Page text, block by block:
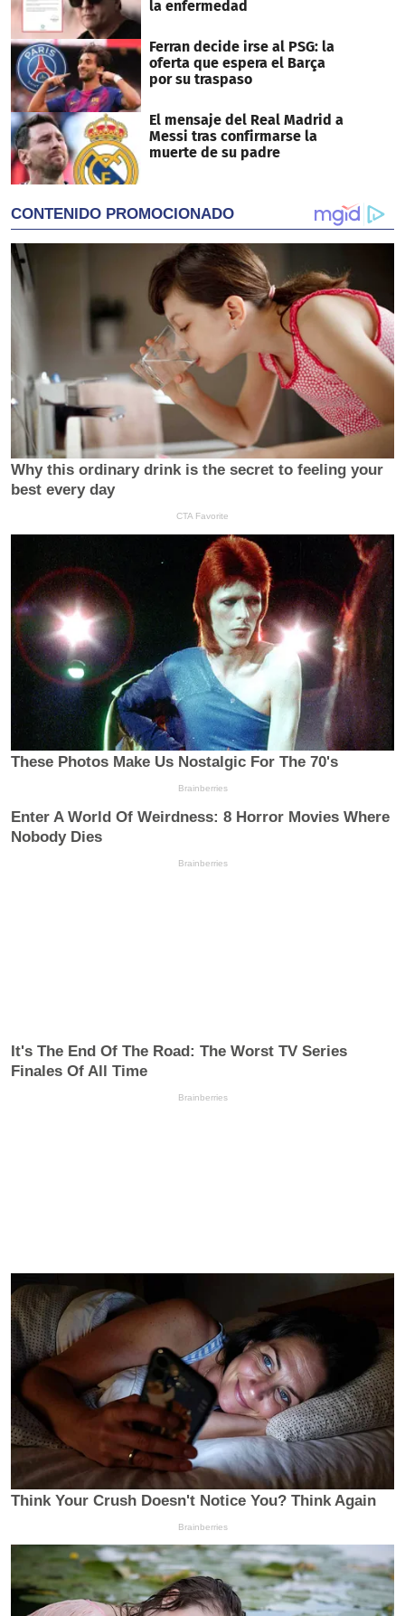
la enfermedad
Ferran decide irse al PSG: la
oferta que espera el Barça
por su traspaso
El mensaje del Real Madrid a
Messi tras confirmarse la
muerte de su padre